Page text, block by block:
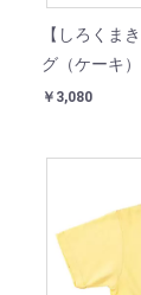
【しろくま
グ（ケーキ）
￥3,080